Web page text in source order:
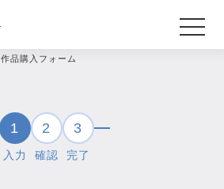
作品購入フォーム
1
入力
2
確認
3
完了